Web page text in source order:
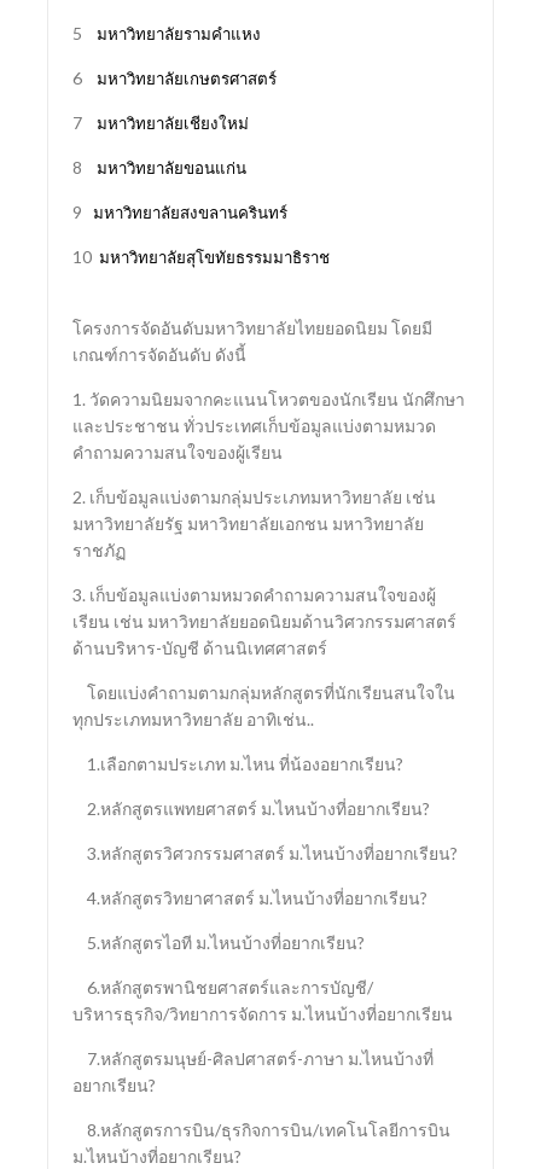
5 มหาวิทยาลัยรามคำแหง
6 มหาวิทยาลัยเกษตรศาสตร์
7 มหาวิทยาลัยเชียงใหม่
8 มหาวิทยาลัยขอนแก่น
9 มหาวิทยาลัยสงขลานครินทร์
10 มหาวิทยาลัยสุโขทัยธรรมมาธิราช
โครงการจัดอันดับมหาวิทยาลัยไทยยอดนิยม โดยมี
เกณฑ์การจัดอันดับ ดังนี้
1. วัดความนิยมจากคะแนนโหวตของนักเรียน นักศึกษา
และประชาชน ทั่วประเทศเก็บข้อมูลแบ่งตามหมวด
คำถามความสนใจของผู้เรียน
2. เก็บข้อมูลแบ่งตามกลุ่มประเภทมหาวิทยาลัย เช่น
มหาวิทยาลัยรัฐ มหาวิทยาลัยเอกชน มหาวิทยาลัย
ราชภัฏ
3. เก็บข้อมูลแบ่งตามหมวดคำถามความสนใจของผู้
เรียน เช่น มหาวิทยาลัยยอดนิยมด้านวิศวกรรมศาสตร์
ด้านบริหาร-บัญชี ด้านนิเทศศาสตร์
โดยแบ่งคำถามตามกลุ่มหลักสูตรที่นักเรียนสนใจใน
ทุกประเภทมหาวิทยาลัย อาทิเช่น..
1.เลือกตามประเภท ม.ไหน ที่น้องอยากเรียน?
2.หลักสูตรแพทยศาสตร์ ม.ไหนบ้างที่อยากเรียน?
3.หลักสูตรวิศวกรรมศาสตร์ ม.ไหนบ้างที่อยากเรียน?
4.หลักสูตรวิทยาศาสตร์ ม.ไหนบ้างที่อยากเรียน?
5.หลักสูตรไอที ม.ไหนบ้างที่อยากเรียน?
6.หลักสูตรพานิชยศาสตร์และการบัญชี/
บริหารธุรกิจ/วิทยาการจัดการ ม.ไหนบ้างที่อยากเรียน
7.หลักสูตรมนุษย์-ศิลปศาสตร์-ภาษา ม.ไหนบ้างที่
อยากเรียน?
8.หลักสูตรการบิน/ธุรกิจการบิน/เทคโนโลยีการบิน
ม.ไหนบ้างที่อยากเรียน?